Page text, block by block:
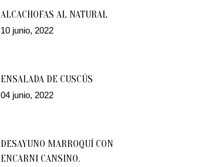
ALCACHOFAS AL NATURAL
10 junio, 2022
ENSALADA DE CUSCÚS
04 junio, 2022
DESAYUNO MARROQUÍ CON
ENCARNI CANSINO.